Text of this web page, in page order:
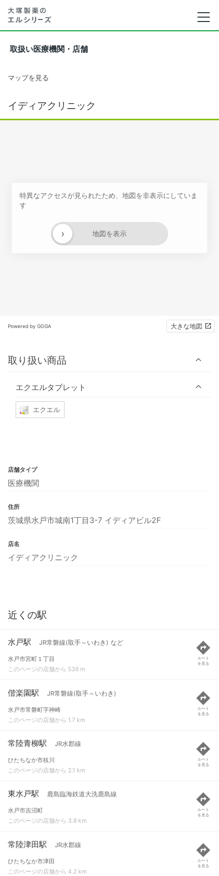
取扱い医療機関・店舗
マップを見る
イディアクリニック
特異なアクセスが見られたため、地図を非表示にしていま
す
地図を表示
›
Powered by GOGA 大きな地図
取り扱い商品
エクエルタブレット
エクエル
店舗タイプ
医療機関
住所
茨城県水戸市城南1丁目3-7 イディアビル2F
店名
イディアクリニック
近くの駅
水戸駅 JR常磐線(取手～いわき) など
水戸市宮町１丁目
このページの店舗から 536 m
ルート
を見る
偕楽園駅 JR常磐線(取手～いわき)
水戸市常磐町字神崎
このページの店舗から 1.7 km
ルート
を見る
常陸青柳駅 JR水郡線
ひたちなか市枝川
このページの店舗から 2.1 km
ルート
を見る
東水戸駅 鹿島臨海鉄道大洗鹿島線
水戸市吉沼町
このページの店舗から 3.8 km
ルート
を見る
常陸津田駅 JR水郡線
ひたちなか市津田
このページの店舗から 4.2 km
ルート
を見る